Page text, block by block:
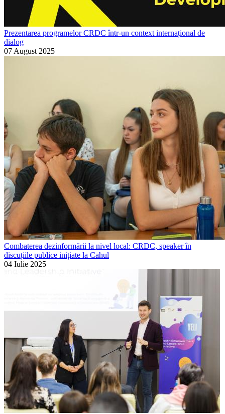
Prezentarea programelor CRDC într-un context internațional de
dialog
07 August 2025
Combaterea dezinformării la nivel local: CRDC, speaker în
discuțiile publice inițiate la Cahul
04 Iulie 2025